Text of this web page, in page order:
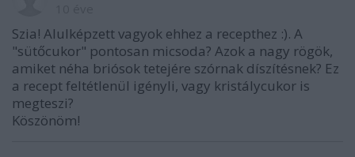
Szia! Alulképzett vagyok ehhez a recepthez :). A
"sütőcukor" pontosan micsoda? Azok a nagy rögök,
amiket néha briósok tetejére szórnak díszítésnek? Ez
a recept feltétlenül igényli, vagy kristálycukor is
megteszi?
Köszönöm!